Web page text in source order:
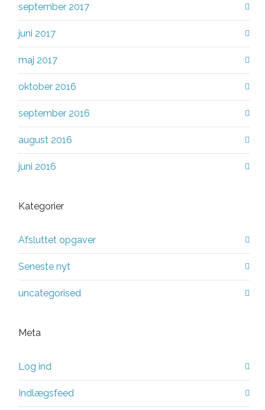
september 2017
juni 2017
maj 2017
oktober 2016
september 2016
august 2016
juni 2016
Kategorier
Afsluttet opgaver
Seneste nyt
uncategorised
Meta
Log ind
Indlægsfeed